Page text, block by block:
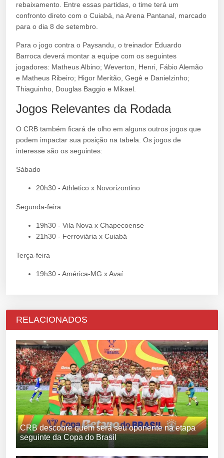
rebaixamento. Entre essas partidas, o time terá um
confronto direto com o Cuiabá, na Arena Pantanal, marcado
para o dia 8 de setembro.
Para o jogo contra o Paysandu, o treinador Eduardo
Barroca deverá montar a equipe com os seguintes
jogadores: Matheus Albino; Weverton, Henri, Fábio Alemão
e Matheus Ribeiro; Higor Meritão, Gegê e Danielzinho;
Thiaguinho, Douglas Baggio e Mikael.
Jogos Relevantes da Rodada
O CRB também ficará de olho em alguns outros jogos que
podem impactar sua posição na tabela. Os jogos de
interesse são os seguintes:
Sábado
20h30 - Athletico x Novorizontino
Segunda-feira
19h30 - Vila Nova x Chapecoense
21h30 - Ferroviária x Cuiabá
Terça-feira
19h30 - América-MG x Avaí
RELACIONADOS
CRB descobre quem será seu oponente na etapa
seguinte da Copa do Brasil